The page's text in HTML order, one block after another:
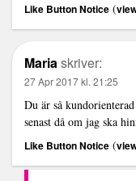
Like Button Notice (
Mariaskriver:
27 Apr 2017 kl. 21:25
Du är så
senast då om jag ska
Like Button Notice (